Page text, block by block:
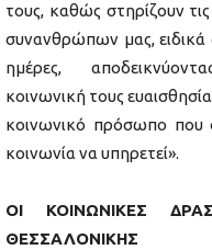
τους, καθώς στηρίζουν
συνανθρώπων μας, ειδικά
ημέρες,
κοινωνική τους
κοινωνικό πρόσωπο που
κοινωνία να υπηρετεί».
ΟΙ ΚΟΙΝΩΝΙΚΕΣ
ΘΕΣΣΑΛΟΝΙΚΗΣ